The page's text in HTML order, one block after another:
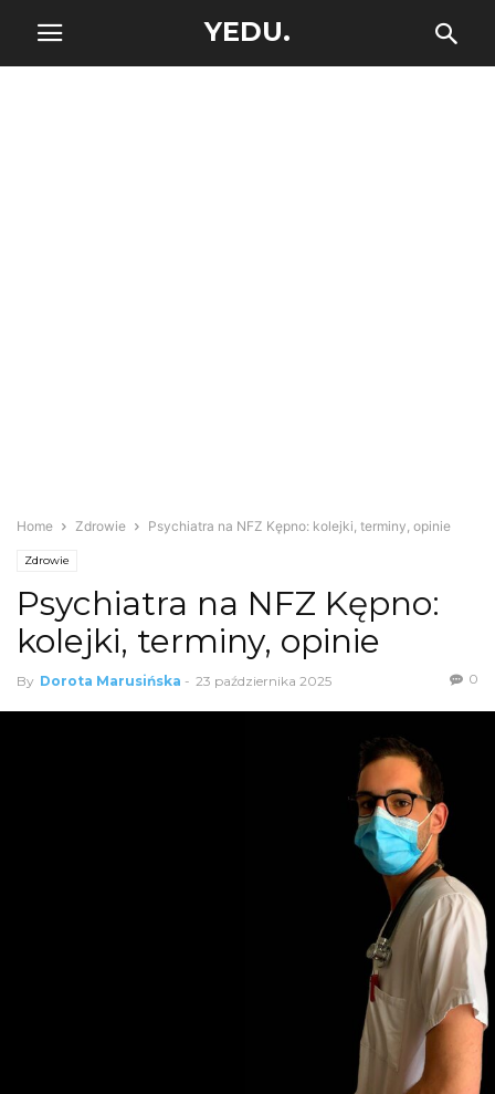
YEDU.
Home Zdrowie Psychiatra na NFZ Kępno: kolejki, terminy, opinie
Zdrowie
Psychiatra na NFZ Kępno:
kolejki, terminy, opinie
By Dorota Marusińska - 23 października 2025 0